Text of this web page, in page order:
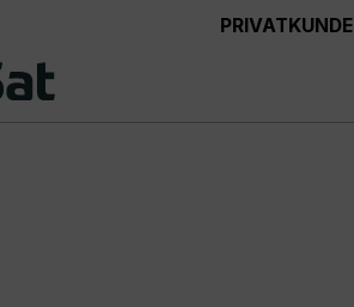
PRIVATKUNDE